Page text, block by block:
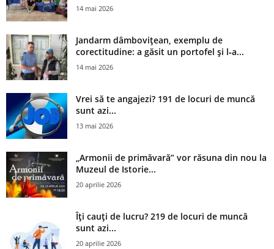
14 mai 2026
Jandarm dâmbovițean, exemplu de
corectitudine: a găsit un portofel și l‑a...
14 mai 2026
Vrei să te angajezi? 191 de locuri de muncă
sunt azi...
13 mai 2026
„Armonii de primăvară” vor răsuna din nou la
Muzeul de Istorie...
20 aprilie 2026
Îți cauți de lucru? 219 de locuri de muncă
sunt azi...
20 aprilie 2026